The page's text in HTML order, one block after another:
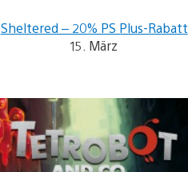
Sheltered – 20% PS Plus-Rabatt
15. März